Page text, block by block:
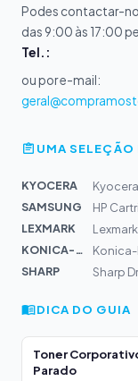
Podes contactar-
das 9:00 às 17:00
Tel.:
ou por e-mail:
UMA SELEÇÃO
KYOCERA
SAMSUNG
LEXMARK
KONICA-MIN...
Konica-
SHARP
Sharp
DICA DO GUIA
Toner
Parado